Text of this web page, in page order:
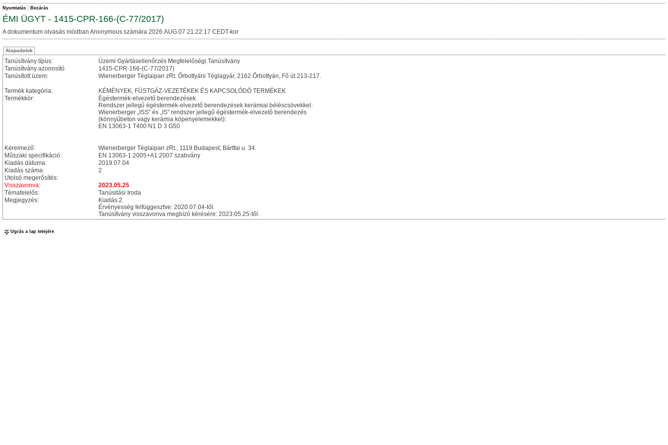
Nyomtatás Bezárás
ÉMI ÜGYT - 1415-CPR-166-(C-77/2017)
A dokumentum olvasás módban Anonymous számára 2026.AUG.07 21:22:17 CEDT-kor
Alapadatok
Tanúsítvány típus:
Üzemi Gyártásellenőrzés Megfelelőségi Tanúsítvány
Tanúsítvány azonosító
1415-CPR-166-(C-77/2017)
Tanúsított üzem:
Wienerberger Téglaipari zRt. Őrbottyáni Téglagyár, 2162 Őrbottyán, Fő út 213-217.
Termék kategória:
KÉMÉNYEK, FÜSTGÁZ-VEZETÉKEK ÉS KAPCSOLÓDÓ TERMÉKEK
Termékkör:
Égéstermék-elvezető berendezések.
Rendszer jellegű égéstermék-elvezető berendezések kerámiai béléscsövekkel:
Wienerberger „ISS” és „IS” rendszer jellegű égéstermék-elvezető berendezés
(könnyűbeton vagy kerámia köpenyelemekkel):
EN 13063-1 T400 N1 D 3 G50
Kérelmező:
Wienerberger Téglaipari zRt., 1119 Budapest, Bártfai u. 34.
Műszaki specifikáció:
EN 13063-1:2005+A1:2007 szabvány
Kiadás dátuma:
2019.07.04
Kiadás száma:
2
Utolsó megerősítés:
Visszavonva:
2023.05.25
Témafelelős:
Tanúsitási Iroda
Megjegyzés:
Kiadás:2.
Érvényesség felfüggesztve: 2020.07.04-től.
Tanúsítvány visszavonva megbízó kérésére: 2023.05.25-től.
Ugrás a lap tetejére